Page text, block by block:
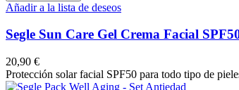
Añadir a la lista de deseos
Segle Sun Care Gel Crema Facial
20,90 €
Protección solar facial SPF50 para todo tipo de